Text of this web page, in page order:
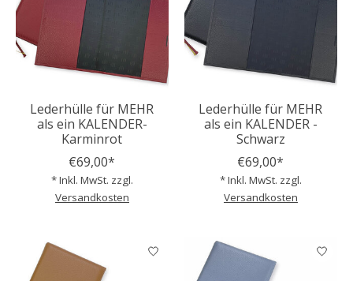
Lederhülle für MEHR
als ein KALENDER-
Karminrot
€69,00*
* Inkl. MwSt. zzgl.
Versandkosten
Lederhülle für MEHR
als ein KALENDER -
Schwarz
€69,00*
* Inkl. MwSt. zzgl.
Versandkosten